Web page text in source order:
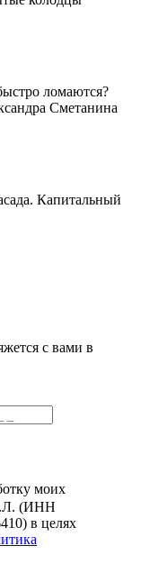
ломаются?
Сметанина
Капитальный
с вами в
моих
(ИНН
в целях